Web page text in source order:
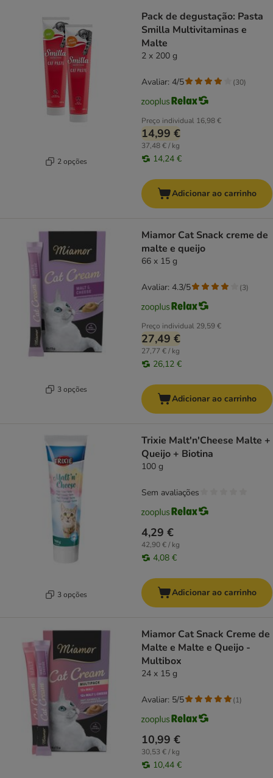
2 opções
Pack de degustação: Pasta
Smilla Multivitaminas e
Malte
2 x 200 g
Preço individual 16,98 €
14,99 €
37,48 € / kg
14,24 €
Avaliar: 4/5 (30)
Adicionar ao carrinho
3 opções
Miamor Cat Snack creme de
malte e queijo
66 x 15 g
Preço individual 29,59 €
27,49 €
27,77 € / kg
26,12 €
Avaliar: 4.3/5 (3)
Adicionar ao carrinho
3 opções
Trixie Malt'n'Cheese Malte +
Queijo + Biotina
100 g
4,29 €
42,90 € / kg
4,08 €
Sem avaliações
Adicionar ao carrinho
Miamor Cat Snack Creme de
Malte e Malte e Queijo -
Multibox
24 x 15 g
10,99 €
30,53 € / kg
10,44 €
Avaliar: 5/5 (1)